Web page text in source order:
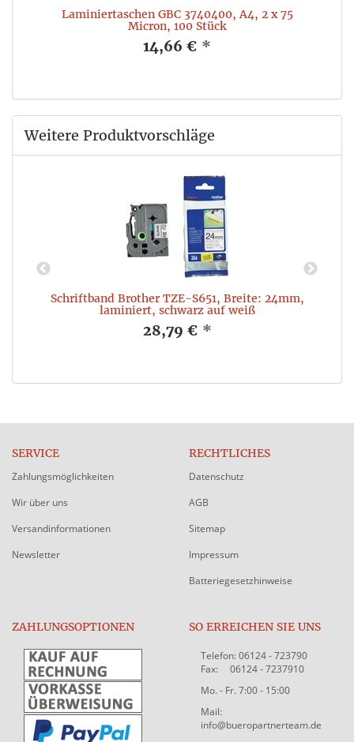
Laminiertaschen GBC 3740400, A4, 2 x 75
Micron, 100 Stück
14,66 € *
Weitere Produktvorschläge
Schriftband Brother TZE-S651, Breite: 24mm,
laminiert, schwarz auf weiß
28,79 € *
SERVICE
Zahlungsmöglichkeiten
Wir über uns
Versandinformationen
Newsletter
RECHTLICHES
Datenschutz
AGB
Sitemap
Impressum
Batteriegesetzhinweise
ZAHLUNGSOPTIONEN SO ERREICHEN SIE UNS
Telefon: 06124 - 723790
Fax: 06124 - 7237910
Mo. - Fr. 7:00 - 15:00
Mail:
info@bueropartnerteam.de